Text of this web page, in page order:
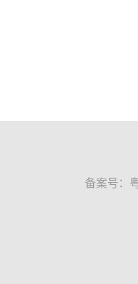
备案号：